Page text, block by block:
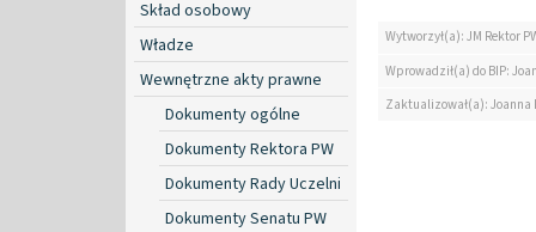
Skład osobowy
Władze
Wewnętrzne akty prawne
Dokumenty ogólne
Dokumenty Rektora PW
Dokumenty Rady Uczelni
Dokumenty Senatu PW
Wytworzył(a): JM Rektor
Wprowadził(a) do BIP:
Zaktualizował(a):